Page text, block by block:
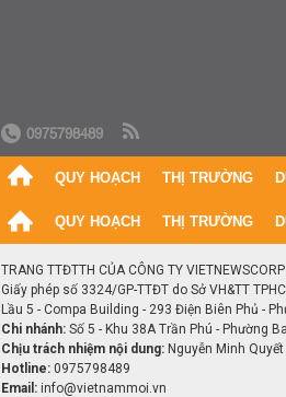
0975798489
QUY HOẠCH THỊ TRƯỜNG
QUY HOẠCH THỊ TRƯỜNG
TRANG TTĐTTH CỦA CÔNG TY VIETNEWSCORP
Giấy phép số 3324/GP-TTĐT do Sở VH&TT
Lầu 5 - Compa Building - 293 Điện Biên Phủ -
Chi nhánh: Số 5 - Khu 38A Trần Phú - Phường
Chịu trách nhiệm nội dung: Nguyễn Minh Quyết
Hotline: 0975798489
Email: info@vietnammoi.vn